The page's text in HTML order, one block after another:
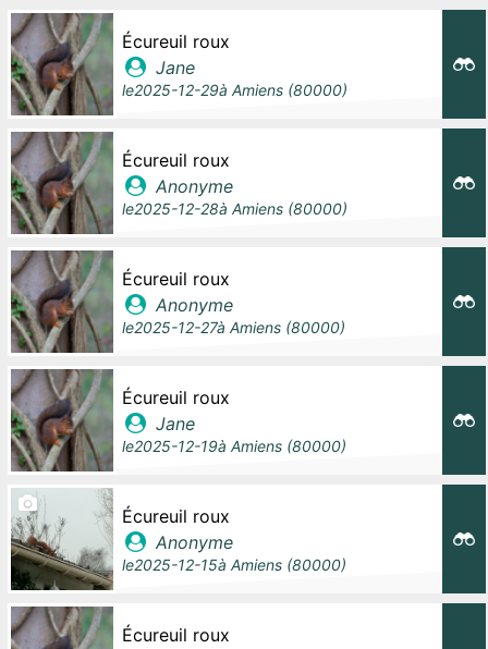
Écureuil roux
Jane
le2025-12-29à Amiens (80000)
Écureuil roux
Anonyme
le2025-12-28à Amiens (80000)
Écureuil roux
Anonyme
le2025-12-27à Amiens (80000)
Écureuil roux
Jane
le2025-12-19à Amiens (80000)
Écureuil roux
Anonyme
le2025-12-15à Amiens (80000)
Écureuil roux